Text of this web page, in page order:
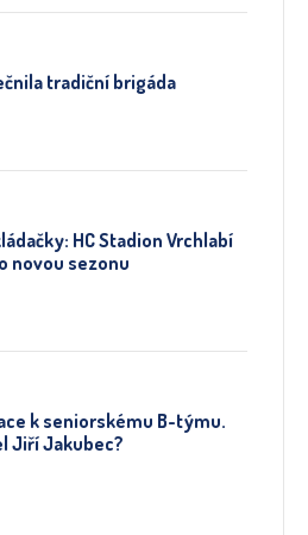
tradiční brigáda
HC Stadion Vrchlabí
novou sezonu
k seniorskému B-týmu.
Jiří Jakubec?